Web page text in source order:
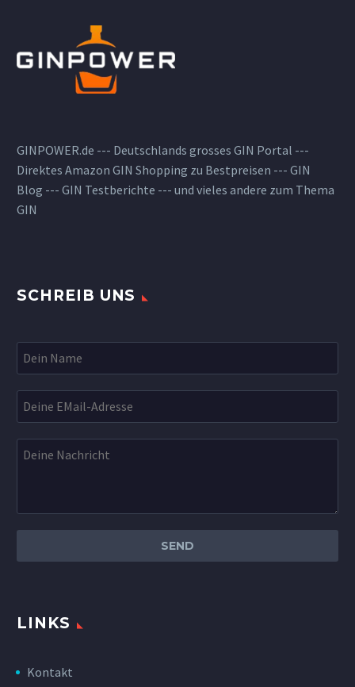
GINPOWER.de --- Deutschlands grosses GIN Portal ---
Direktes Amazon GIN Shopping zu Bestpreisen --- GIN
Blog --- GIN Testberichte --- und vieles andere zum Thema
GIN
SCHREIB UNS
LINKS
Kontakt